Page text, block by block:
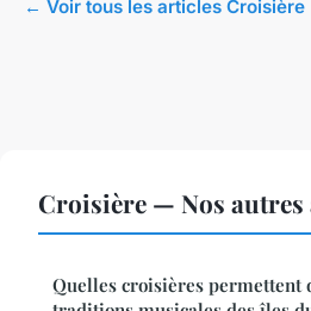
← Voir tous les articles Croisière
Croisière — Nos autres
Quelles croisières permettent